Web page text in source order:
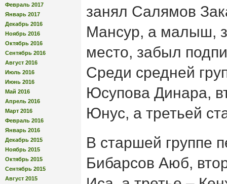
Февраль 2017
Январь 2017
Декабрь 2016
Ноябрь 2016
Октябрь 2016
Сентябрь 2016
Август 2016
Июль 2016
Июнь 2016
Май 2016
Апрель 2016
Март 2016
Февраль 2016
Январь 2016
Декабрь 2015
Ноябрь 2015
Октябрь 2015
Сентябрь 2015
Август 2015
занял Салямов
Мансур, а малыш,
место, забыл
Среди средней
Юсупова Динара,
Юнус, а третьей
В старшей группе
Бибарсов Аюб,